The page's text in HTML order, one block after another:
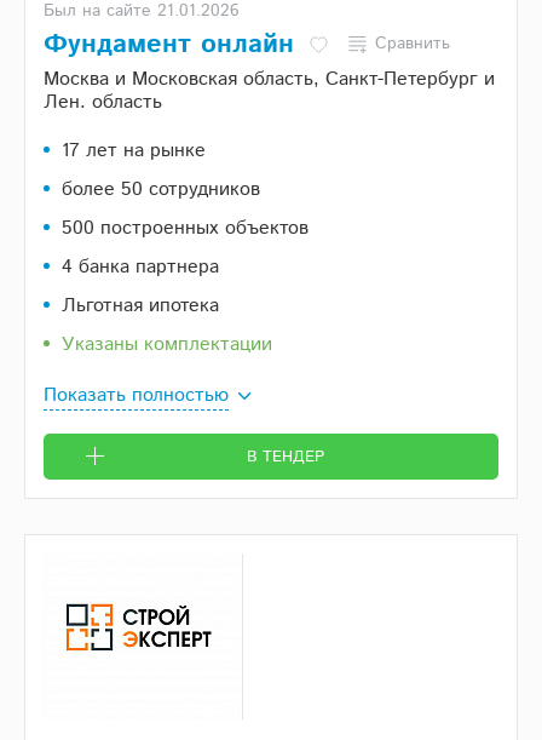
Был на сайте 21.01.2026
Фундамент онлайн Сравнить
Москва и Московская область, Санкт-Петербург и
Лен. область
17 лет на рынке
более 50 сотрудников
500 построенных объектов
4 банка партнера
Льготная ипотека
Указаны комплектации
Показать полностью
В ТЕНДЕР